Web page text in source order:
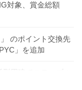
対象、賞金総額
」 のポイント交換先
」を追加
型円建てステーブル